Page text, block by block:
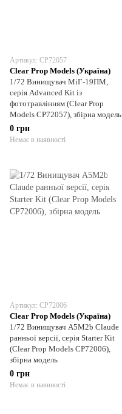
Артикул: CP72057
Clear Prop Models (Україна)
1/72 Винищувач МіГ-19ПМ,
серія Advanced Kit із
фототравлінням (Clear Prop
Models CP72057), збірна модель
0 грн
Немає в наявності
Артикул: CP72006
Clear Prop Models (Україна)
1/72 Винищувач A5M2b Claude
ранньої версії, серія Starter Kit
(Clear Prop Models CP72006),
збірна модель
0 грн
Немає в наявності